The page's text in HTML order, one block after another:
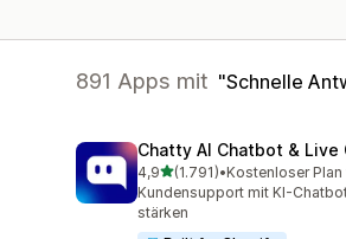
891 Apps mit Schnelle
Chatty AI Chatbot & Live
4,9von 5 Sternen
(1.791)
1791 Rezensionen insgesamt
•
Kundensupport mit KI-
stärken